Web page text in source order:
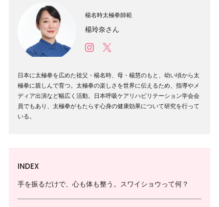
楊名時太極拳師範
楊玲奈さん
日本に太極拳を広めた祖父・楊名時、母・楊慧のもと、幼い頃から太
極拳に親しんで育つ。太極拳の楽しさを世界に伝えるため、指導やメ
ディア出演など幅広く活動。日本呼吸ケアリハビリテーション学会会
員でもあり、太極拳がもたらす心身の健康効果について研究を行って
いる。
INDEX
手を振るだけで、心も体も整う。スワイショウって何？